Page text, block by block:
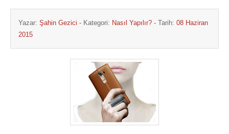
Yazar: Şahin Gezici - Kategori: Nasıl Yapılır? - Tarih: 08 Haziran
2015